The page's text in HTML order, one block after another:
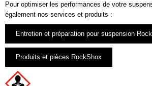
Pour optimiser les performances de votre
également nos services et produits :
Entretien et préparation pour suspension
Produits et pièces RockShox